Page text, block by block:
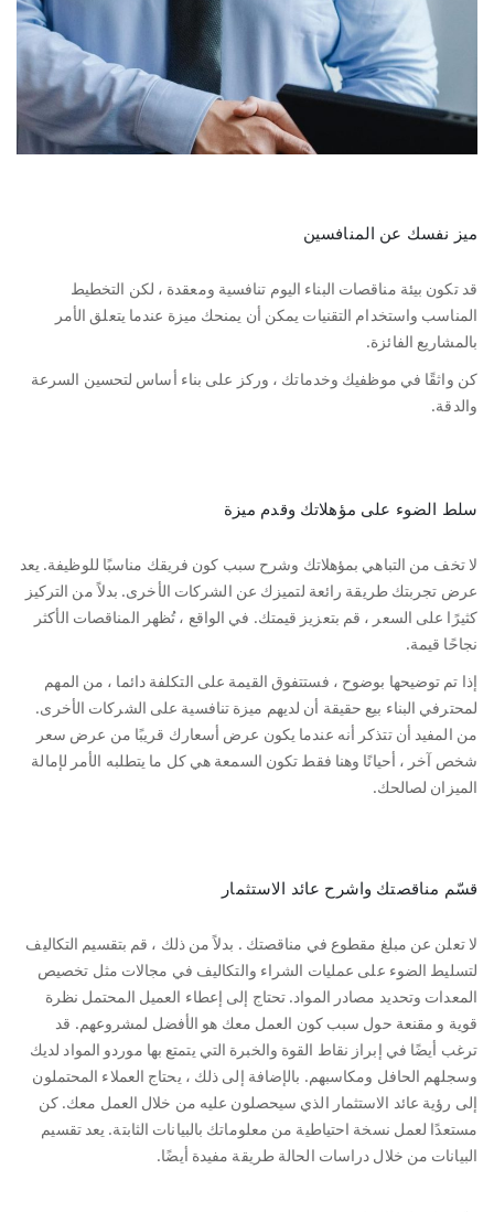
ميز نفسك عن المنافسين
قد تكون بيئة مناقصات البناء اليوم تنافسية ومعقدة ، لكن التخطيط
المناسب واستخدام التقنيات يمكن أن يمنحك ميزة عندما يتعلق الأمر
بالمشاريع الفائزة.
كن واثقًا في موظفيك وخدماتك ، وركز على بناء أساس لتحسين السرعة
والدقة.
سلط الضوء على مؤهلاتك وقدم ميزة
لا تخف من التباهي بمؤهلاتك وشرح سبب كون فريقك مناسبًا للوظيفة. يعد
عرض تجربتك طريقة رائعة لتميزك عن الشركات الأخرى. بدلاً من التركيز
كثيرًا على السعر ، قم بتعزيز قيمتك. في الواقع ، تُظهر المناقصات الأكثر
نجاحًا قيمة.
إذا تم توضيحها بوضوح ، فستتفوق القيمة على التكلفة دائما ، من المهم
لمحترفي البناء بيع حقيقة أن لديهم ميزة تنافسية على الشركات الأخرى.
من المفيد أن تتذكر أنه عندما يكون عرض أسعارك قريبًا من عرض سعر
شخص آخر ، أحيانًا وهنا فقط تكون السمعة هي كل ما يتطلبه الأمر لإمالة
الميزان لصالحك.
قسّم مناقصتك واشرح عائد الاستثمار
لا تعلن عن مبلغ مقطوع في مناقصتك . بدلاً من ذلك ، قم بتقسيم التكاليف
لتسليط الضوء على عمليات الشراء والتكاليف في مجالات مثل تخصيص
المعدات وتحديد مصادر المواد. تحتاج إلى إعطاء العميل المحتمل نظرة
قوية و مقنعة حول سبب كون العمل معك هو الأفضل لمشروعهم. قد
ترغب أيضًا في إبراز نقاط القوة والخبرة التي يتمتع بها موردو المواد لديك
وسجلهم الحافل ومكاسبهم. بالإضافة إلى ذلك ، يحتاج العملاء المحتملون
إلى رؤية عائد الاستثمار الذي سيحصلون عليه من خلال العمل معك. كن
مستعدًا لعمل نسخة احتياطية من معلوماتك بالبيانات الثابتة. يعد تقسيم
البيانات من خلال دراسات الحالة طريقة مفيدة أيضًا.